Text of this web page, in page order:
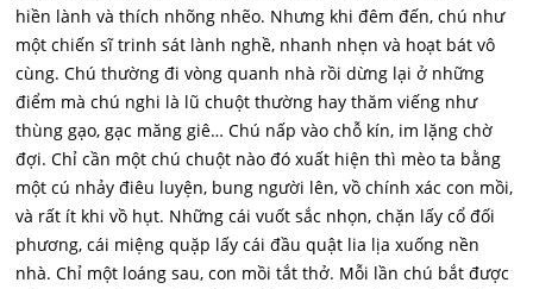
hiền lành và thích nhõng nhẽo. Nhưng khi đêm đến, chú như
một chiến sĩ trinh sát lành nghề, nhanh nhẹn và hoạt bát vô
cùng. Chú thường đi vòng quanh nhà rồi dừng lại ở những
điểm mà chú nghi là lũ chuột thường hay thăm viếng như
thùng gạo, gạc măng giê… Chú nấp vào chỗ kín, im lặng chờ
đợi. Chỉ cần một chú chuột nào đó xuất hiện thì mèo ta bằng
một cú nhảy điêu luyện, bung người lên, vồ chính xác con mồi,
và rất ít khi vồ hụt. Những cái vuốt sắc nhọn, chặn lấy cổ đối
phương, cái miệng quặp lấy cái đầu quật lia lịa xuống nền
nhà. Chỉ một loáng sau, con mồi tắt thở. Mỗi lần chú bắt được